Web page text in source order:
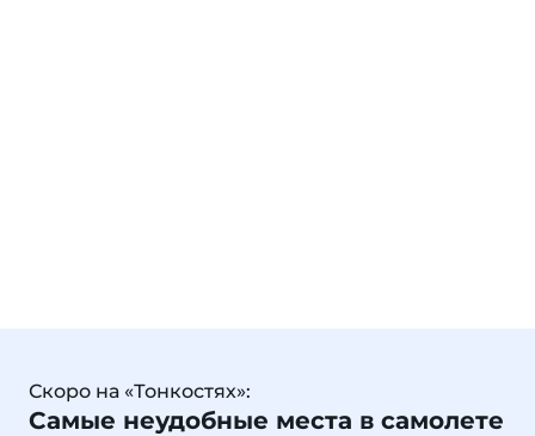
Скоро на «Тонкостях»:
Самые неудобные места в самолете